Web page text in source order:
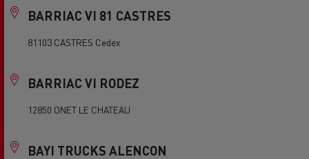
BARRIAC VI 81 CASTRES
81103 CASTRES Cedex
BARRIAC VI RODEZ
12850 ONET LE CHATEAU
BAYI TRUCKS ALENCON